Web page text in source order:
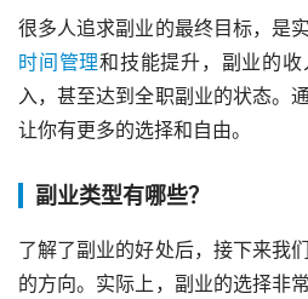
很多人追求副业的最终目标，是
时间管理和技能提升，副业的
入，甚至达到全职副业的状态。
让你有更多的选择和自由。
副业类型有哪些？
了解了副业的好处后，接下来我
的方向。实际上，副业的选择非